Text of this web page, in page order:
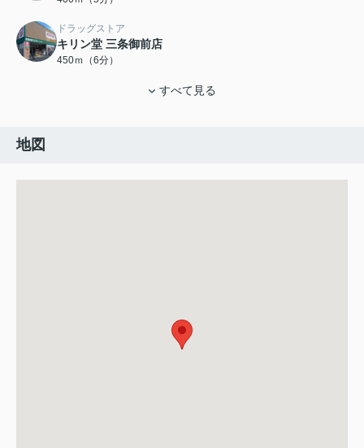
ドラッグストア
キリン堂 三条御前店
450ｍ（6分）
すべて見る
地図